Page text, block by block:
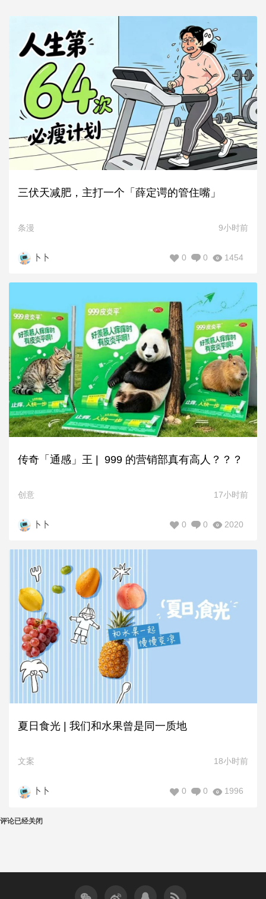
三伏天减肥，主打一个「薛定谔的管住嘴」
条漫 9小时前
卜卜 1454
0
0
传奇「通感」王 | 999 的营销部真有高人？？？
创意 17小时前
卜卜 2020
0
0
夏日食光 | 我们和水果曾是同一质地
文案 18小时前
卜卜 1996
0
0
评论已经关闭